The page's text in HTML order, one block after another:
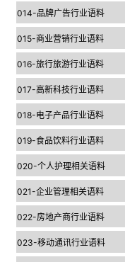
014-品牌广告行业语料
015-商业营销行业语料
016-旅行旅游行业语料
017-高新科技行业语料
018-电子产品行业语料
019-食品饮料行业语料
020-个人护理相关语料
021-企业管理相关语料
022-房地产商行业语料
023-移动通讯行业语料